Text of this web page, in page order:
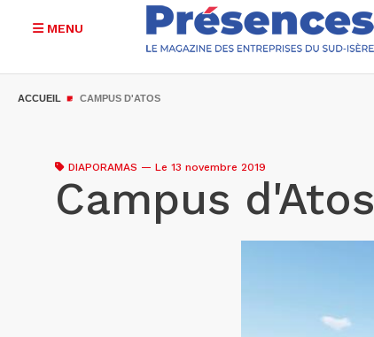
MENU
ACCUEIL CAMPUS D'ATOS
DIAPORAMAS — Le 13 novembre 2019
Campus d'Atos